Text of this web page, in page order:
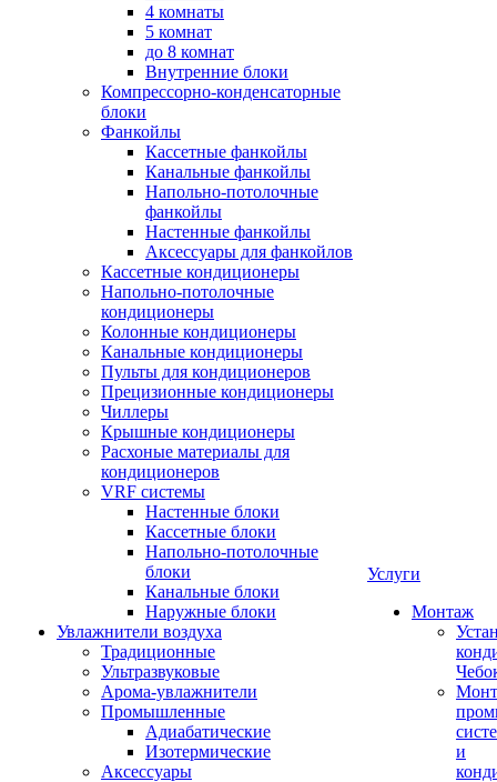
4 комнаты
5 комнат
до 8 комнат
Внутренние блоки
Компрессорно-конденсаторные
блоки
Фанкойлы
Кассетные фанкойлы
Канальные фанкойлы
Напольно-потолочные
фанкойлы
Настенные фанкойлы
Аксессуары для фанкойлов
Кассетные кондиционеры
Напольно-потолочные
кондиционеры
Колонные кондиционеры
Канальные кондиционеры
Пульты для кондиционеров
Прецизионные кондиционеры
Чиллеры
Крышные кондиционеры
Расхоные материалы для
кондиционеров
VRF системы
Настенные блоки
Кассетные блоки
Напольно-потолочные
блоки
Канальные блоки
Наружные блоки
Увлажнители воздуха
Традиционные
Ультразвуковые
Арома-увлажнители
Промышленныe
Адиабатические
Изотермические
Аксессуары
Услуги
Монтаж
и